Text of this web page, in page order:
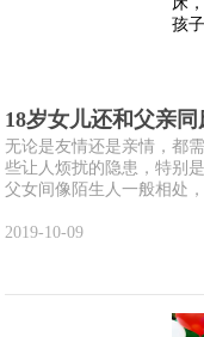
18岁女儿还和父亲
无论是友情还是亲情，都
些让人烦扰的隐患，特别
父女间像陌生人一般相处
2019-10-09